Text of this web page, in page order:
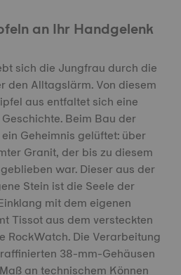
an Ihr Handgelenk
sich die Jungfrau durch die
den Alltagslärm. Von diesem
aus entfaltet sich eine
Beim Bau der
Geheimnis gelüftet: über
Granit, der bis zu diesem
war. Dieser aus der
Stein ist die Seele der
mit dem eigenen
Tissot aus dem versteckten
RockWatch. Die Verarbeitung
38-mm-Gehäusen
an technischem Können